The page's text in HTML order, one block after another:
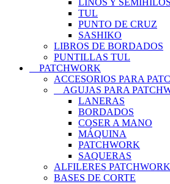
LINOS Y SEMIHILOS
TUL
PUNTO DE CRUZ
SASHIKO
LIBROS DE BORDADOS
PUNTILLAS TUL
PATCHWORK
ACCESORIOS PARA
AGUJAS PARA
LANERAS
BORDADOS
COSER A MANO
MÁQUINA
PATCHWORK
SAQUERAS
ALFILERES PATCHWORK
BASES DE CORTE